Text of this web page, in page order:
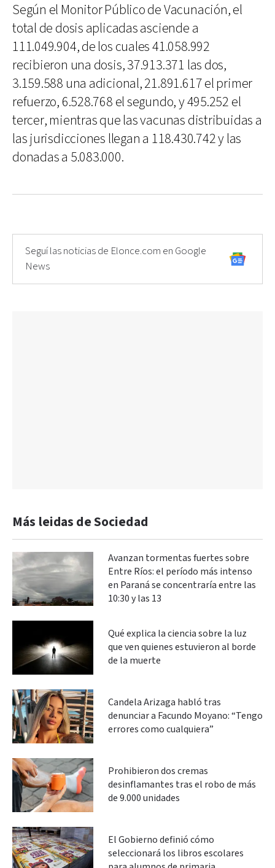
Según el Monitor Público de Vacunación, el
total de dosis aplicadas asciende a
111.049.904, de los cuales 41.058.992
recibieron una dosis, 37.913.371 las dos,
3.159.588 una adicional, 21.891.617 el primer
refuerzo, 6.528.768 el segundo, y 495.252 el
tercer, mientras que las vacunas distribuidas a
las jurisdicciones llegan a 118.430.742 y las
donadas a 5.083.000.
Seguí las noticias de Elonce.com en Google
News
Más leidas de Sociedad
Avanzan tormentas fuertes sobre
Entre Ríos: el período más intenso
en Paraná se concentraría entre las
10:30 y las 13
Qué explica la ciencia sobre la luz
que ven quienes estuvieron al borde
de la muerte
Candela Arizaga habló tras
denunciar a Facundo Moyano: “Tengo
errores como cualquiera”
Prohibieron dos cremas
desinflamantes tras el robo de más
de 9.000 unidades
El Gobierno definió cómo
seleccionará los libros escolares